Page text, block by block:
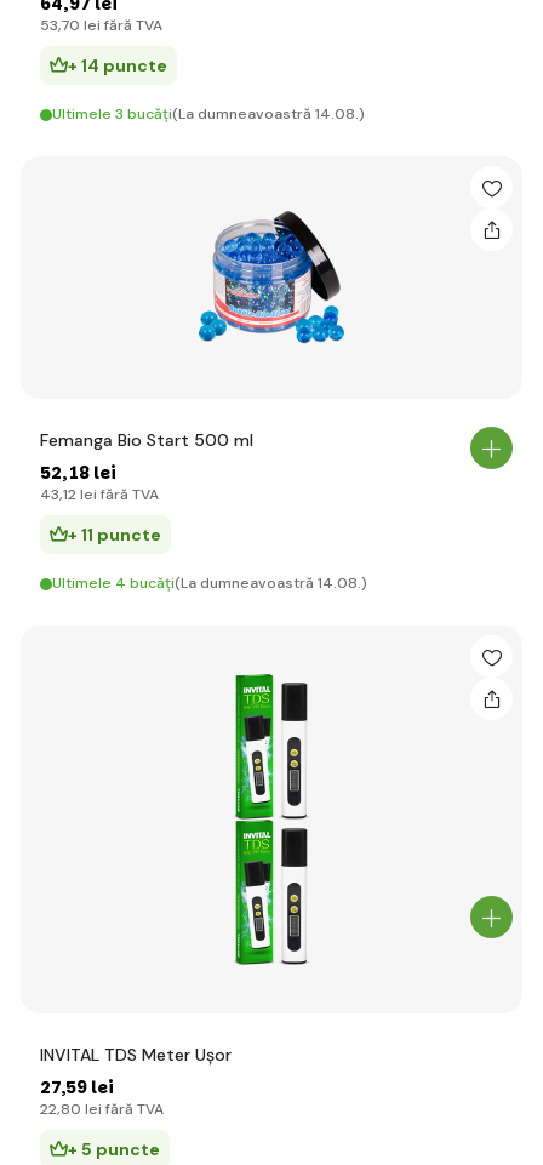
53,70 lei fără TVA
+ 14 puncte
Ultimele 3 bucăți(La dumneavoastră 14.08.)
Femanga Bio Start 500 ml
52,18 lei
43,12 lei fără TVA
+ 11 puncte
Ultimele 4 bucăți(La dumneavoastră 14.08.)
INVITAL TDS Meter Ușor
27,59 lei
22,80 lei fără TVA
+ 5 puncte